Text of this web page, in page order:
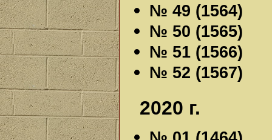
№ 49 (1564)
№ 50 (1565)
№ 51 (1566)
№ 52 (1567)
2020 г.